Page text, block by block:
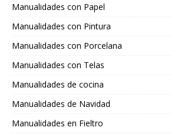
Manualidades con Papel
Manualidades con Pintura
Manualidades con Porcelana
Manualidades con Telas
Manualidades de cocina
Manualidades de Navidad
Manualidades en Fieltro